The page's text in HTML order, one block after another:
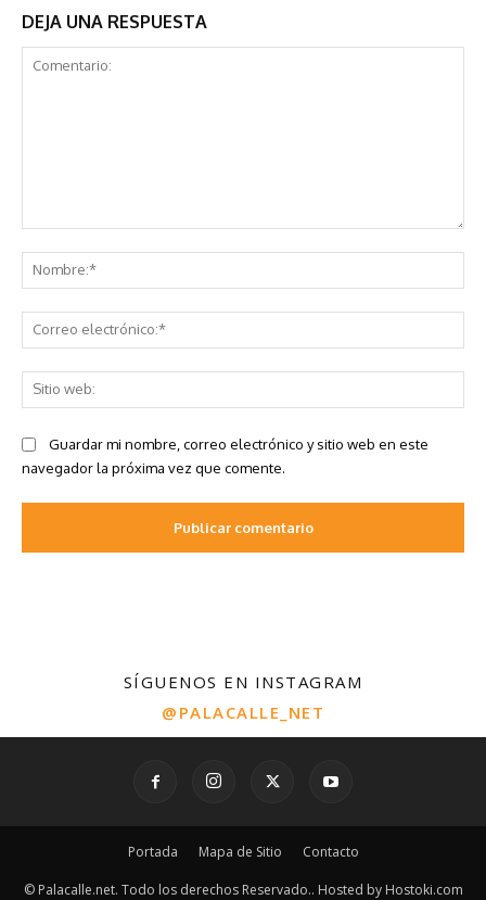
SÍGUENOS EN INSTAGRAM
@PALACALLE_NET
Portada Mapa de Sitio Contacto
© Palacalle.net. Todo los derechos Reservado.. Hosted by Hostoki.com